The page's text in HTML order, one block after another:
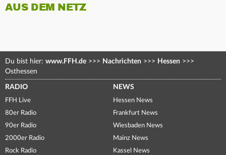
AUS DEM NETZ
Du bist hier: www.FFH.de >>> Nachrichten >>> Hessen >>>
Osthessen
RADIO
FFH Live
80er Radio
90er Radio
2000er Radio
Rock Radio
NEWS
Hessen News
Frankfurt News
Wiesbaden News
Mainz News
Kassel News